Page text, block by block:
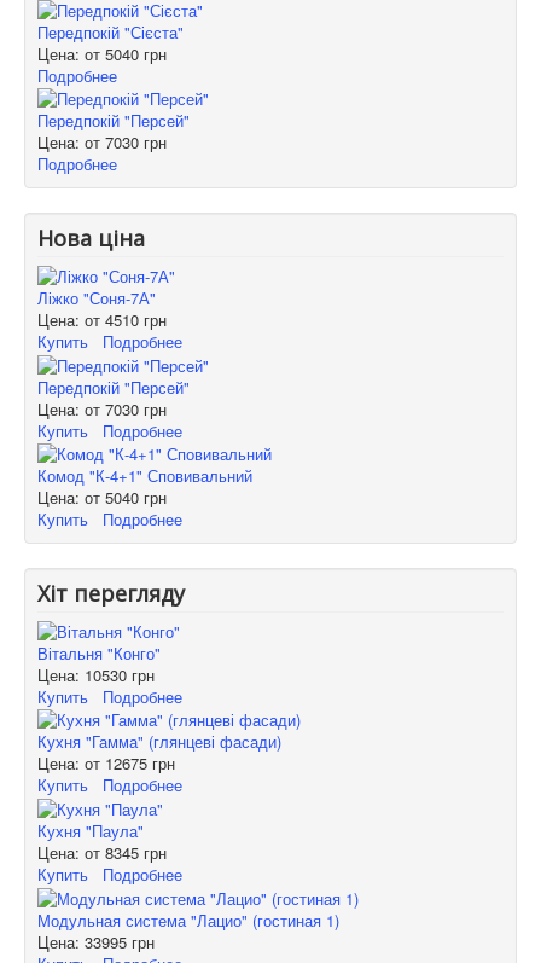
Передпокій "Сієста"
Цена: от 5040 грн
Подробнее
Передпокій "Персей"
Цена: от 7030 грн
Подробнее
Нова ціна
Ліжко "Соня-7А"
Цена: от 4510 грн
Купить
Подробнее
Передпокій "Персей"
Цена: от 7030 грн
Купить
Подробнее
Комод "К-4+1" Сповивальний
Цена: от 5040 грн
Купить
Подробнее
Хіт перегляду
Вітальня "Конго"
Цена: 10530 грн
Купить
Подробнее
Кухня "Гамма" (глянцеві фасади)
Цена: от 12675 грн
Купить
Подробнее
Кухня "Паула"
Цена: от 8345 грн
Купить
Подробнее
Модульная система "Лацио" (гостиная 1)
Цена: 33995 грн